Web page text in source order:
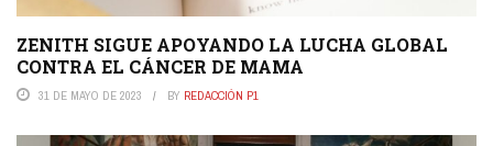
ZENITH SIGUE APOYANDO LA LUCHA GLOBAL
CONTRA EL CÁNCER DE MAMA
31 DE MAYO DE 2023 BY REDACCIÓN P1